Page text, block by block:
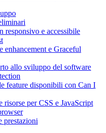
responsivo e accessibile
enhancement e Graceful
allo sviluppo del software
feature disponibili con Can I
risorse per CSS e JavaScript
prestazioni